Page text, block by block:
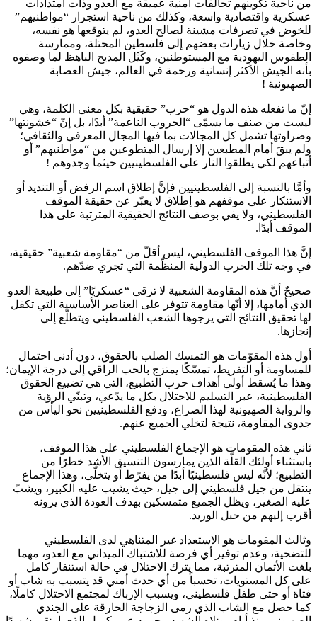
من ناحية تكوينهم تحالفات أمنية عميقة مع العدو وذات امتدادات
عسكرية واقتصادية واسعة، وكذلك من ناحية استجرار “مواطنيهم”
للخوض في تصرفات مشينة لصالح العدو، لم يتوقعها هو نفسه،
وخاصة خلال زيارات بعضهم إلى فلسطين المحتلة، وممارسة
الطقوس اليهودية مع المستوطنين، وكَيْل المديح الباهظ لما وصفوه
بأنه الجيش الأكثر إنسانية ورحمة في العالم، جيش العصابة
الصهيونية !
إنّ ما تفعله هذه الدول هو “حرب” حقيقية بكل معنى الكلمة، وهي
ليست من صنف ما يسمّى “الحروب الناعمة” أبدًا، بل إنّ “خشونتها”
وضراوتها تشمل كل المجالات بما فيها المجال المعرفي والثقافي؛
ولم يبقَ أمام المطبعين إلا إرسال المتطوعين من “مواطنيهم” أو
أتباعهم لكي يطلقوا النار على الفلسطينيين حيثما وجدوهم !
وأمَّا بالنسبة إلى الفلسطينيين فإنَّ إطلاق اسم الرفض أو التنديد أو
الاستنكار على موقفهم هو إطلاق لا يعبّر عن حقيقة الموقف
الفلسطيني، ولا يفي بوصف النتائج الحقيقية المترتبة على هذا
الموقف أبدًا.
إنَّ هذا الموقف الفلسطيني، ليس أقلّ من “مقاومة شعبية” حقيقية،
في وجه تلك الحرب الدولية المنظّمة التي تجري ضدّهم.
صحيحٌ أنَّ هذه المقاومة الشعبية لا ترقى “عسكريًا” إلى طبيعة العدو
الذي أمامها، إلا أنّها مقاومة تتوفر على العناصر الأساسية التي تكفل
لها تحقيق النتائج التي يرجوها الشعب الفلسطيني ويتطلّع إلى
إنجازها.
أول هذه المقوّمات هو التمسك الصلب بالحقوق، دون أدنى احتمال
للمساومة أو التفريط، تمسّكًا يمتزج بالحب الراقي إلى درجة الإيمان؛
وهذا ما يُسقط أولى أهداف حرب التطبيع، التي هي تضييع الحقوق
الفلسطينية، عبر التسليم للاحتلال بكل ما يدّعي، وتبنّي الرؤية
والرواية الصهيونية لهذا الصراع، ودفع الفلسطينيين نحو اليأس من
جدوى المقاومة، نتيجة لتخلي الجميع عنهم.
ثاني هذه المقومات هو الإجماع الفلسطيني على هذا الموقف،
باستثناء أولئك القلّة الذين يمارسون التنسيق الأشد خطرًا من
التطبيع؛ لأنّه ليس فلسطينيًا أبدًا من يفرّط أو يتخلّى، وهذا الإجماع
ينتقل من جيل فلسطيني إلى جيل، حيث يشيب عليه الكبير، ويشبّ
عليه الصغير، ويظل الجميع متمسكين بهدف العودة الذي يرونه
أقرب إليهم من حبل الوريد.
وثالث المقومات هو الاستعداد غير المتناهي لدى الفلسطيني
للتضحية، وعدم توفير أي فرصة للاشتباك الميداني مع العدو، مهما
بلغت الأثمان المترتبة، مما يترك الاحتلال في حالة استنفار كامل
على كل المستويات، تحسباً من أي حدث أمني قد يتسبب به شاب أو
فتاة أو حتى طفل فلسطيني، ويسبب الإرباك لمجتمع الاحتلال كاملًا،
كما حصل مع الشاب الذي رمى الزجاجة الحارقة على الجندي